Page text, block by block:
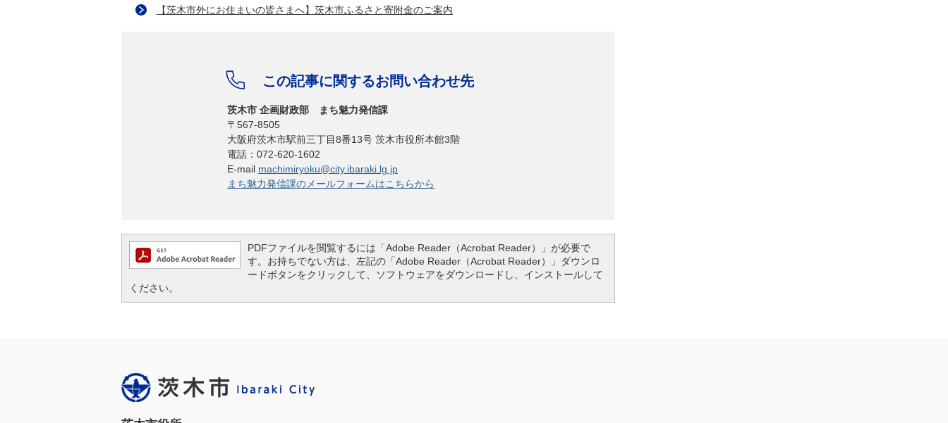
【茨木市外にお住まいの皆さまへ】茨木市ふるさと寄附金のご案内
この記事に関するお問い合わせ先
茨木市 企画財政部 まち魅力発信課
〒567-8505
大阪府茨木市駅前三丁目8番13号 茨木市役所本館3階
電話：072-620-1602
E-mail machimiryoku@city.ibaraki.lg.jp
まち魅力発信課のメールフォームはこちらから
PDFファイルを閲覧するには「Adobe Reader（Acrobat Reader）」が必要で
す。お持ちでない方は、左記の「Adobe Reader（Acrobat Reader）」ダウンロ
ードボタンをクリックして、ソフトウェアをダウンロードし、インストールして
ください。